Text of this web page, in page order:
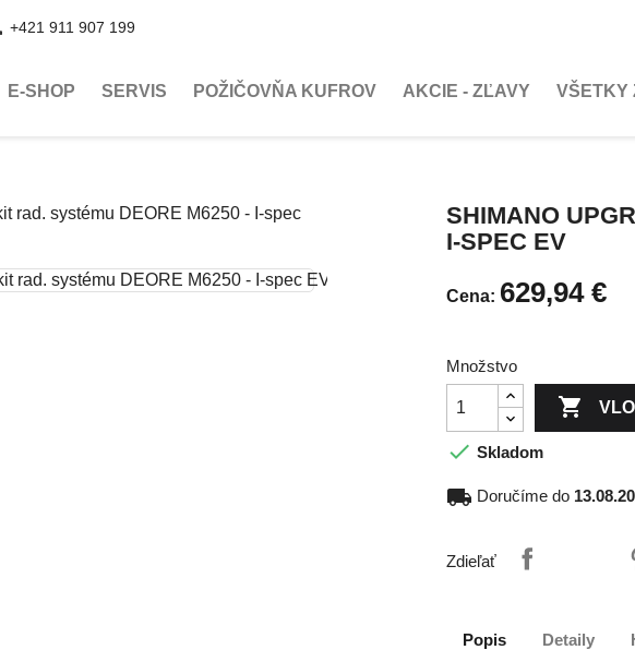
+421 911 907 199
E-SHOP SERVIS POŽIČOVŇA KUFROV AKCIE - ZĽAVY VŠETKY
SHIMANO
I-SPEC EV
Cena: 629,94 €
Množstvo

 Skladom
local_shipping Doručíme do
Zdieľať
Popis Detaily